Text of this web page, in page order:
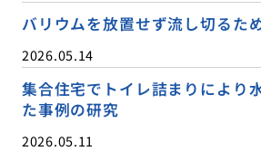
バリウムを放置せず流し切るた
2026.05.14
集合住宅でトイレ詰まりにより
た事例の研究
2026.05.11